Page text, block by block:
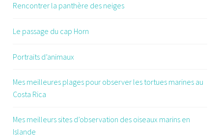
Rencontrer la panthère des neiges
Le passage du cap Horn
Portraits d’animaux
Mes meilleures plages pour observer les tortues marines au
Costa Rica
Mes meilleurs sites d’observation des oiseaux marins en
Islande